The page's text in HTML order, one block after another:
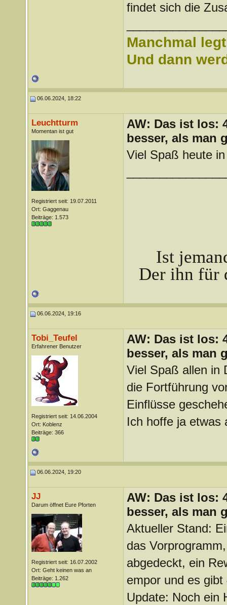
findet sich die
Manchmal
Und dann
06.06.2024, 18:22
Leuchtturm
Momentan ist gut
Registriert seit: 19.07.2011
Ort: Gaggenau
Beiträge: 1.573
AW: Das ist los:
besser, als man
Viel Spaß heute
Ist
Der ihn für
06.06.2024, 19:16
Tobi_Teufel
Erfahrener Benutzer
Registriert seit: 14.06.2004
Ort: Koblenz
Beiträge: 366
AW: Das ist los:
besser, als man
Viel Spaß allen in
die Fortführung
Einflüsse
Ich hoffe ja etwas
06.06.2024, 19:20
JJ
Darum öffnet Eure Pforten
Registriert seit: 16.07.2002
Ort: Geht keinen was an
Beiträge: 1.262
AW: Das ist los:
besser, als man
Aktueller Stand:
das
abgedeckt, ein
empor und es
Update: Noch ein